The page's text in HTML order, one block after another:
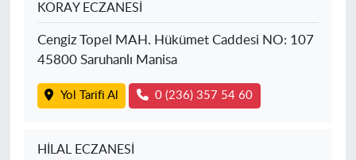
KORAY ECZANESİ
Cengiz Topel MAH. Hükümet Caddesi NO: 107
45800 Saruhanlı Manisa
Yol Tarifi Al 0 (236) 357 54 60
HİLAL ECZANESİ